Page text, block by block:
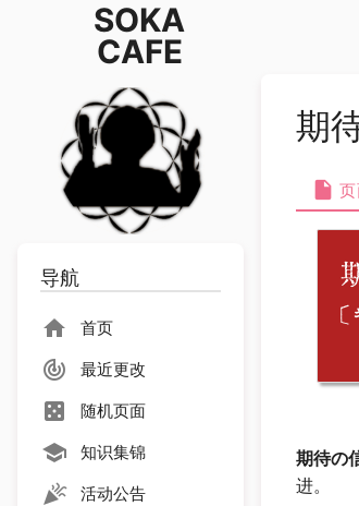
SOKA
CAFE
期
[
期待の
进。
导航
首页
最近更改
随机页面
知识集锦
活动公告